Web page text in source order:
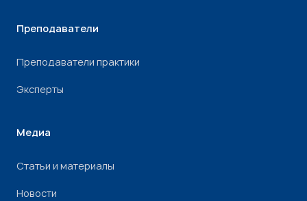
Преподаватели
Преподаватели практики
Эксперты
Медиа
Статьи и материалы
Новости